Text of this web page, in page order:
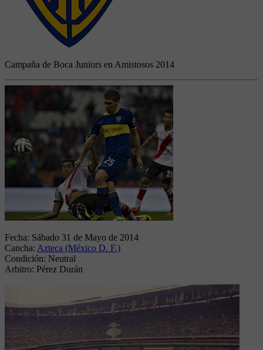
Campaña de Boca Juniors en Amistosos 2014
Fecha: Sábado 31 de Mayo de 2014
Cancha: Azteca (México D. F.)
Condición: Neutral
Arbitro: Pérez Durán